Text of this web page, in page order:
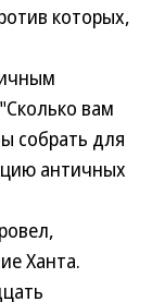
которых,
вам
собрать для
античных
Ханта.